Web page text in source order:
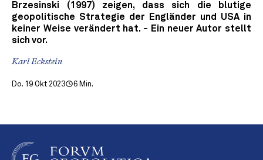
Brzesinski (1997) zeigen, dass sich die blutige
geopolitische Strategie der Engländer und USA in
keiner Weise verändert hat. - Ein neuer Autor stellt
sich vor.
Karl Eckstein
Do. 19 Okt 2023 6 Min.